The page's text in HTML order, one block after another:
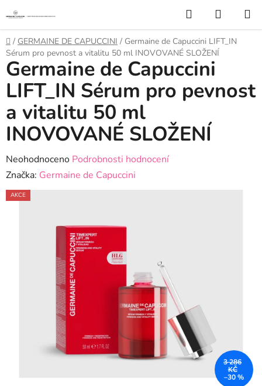
na
obsah
Hledat
KOŠÍK
Domů
/ GERMAINE DE CAPUCCINI / Germaine de Capuccini LIFT_IN
Sérum pro pevnost a vitalitu 50 ml INOVOVANÉ SLOŽENÍ
Germaine de Capuccini
LIFT_IN Sérum pro pevnost
a vitalitu 50 ml
INOVOVANÉ SLOŽENÍ
Průměrné
hodnocení
produktu
Neohodnoceno Podrobnosti hodnocení
Značka: Germaine de Capuccini
AKCE
3 286
KČ
–30 %